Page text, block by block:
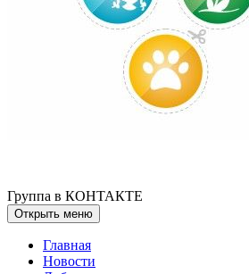
Группа в КОНТАКТЕ
Открыть меню
Главная
Новости